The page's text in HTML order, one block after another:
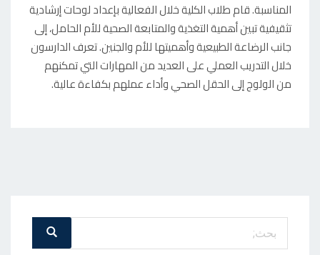
N
المناسبة. قام طلاب الكلية خلال الفعالية بإعداد لوحات إرشادية
تثقيفية تبين أهمية التغذية والمتابعة الصحية للأم الحامل، إلى
جانب الرضاعة الطبيعية وأهميتها للأم والجنين. تعرف الدارسون
خلال التدريب العملي على العديد من المهارات التي تمكنهم
من الولوج إلى الحقل الصحي وأداء عملهم بكفاءة عالية.
بحث
عن
بحث